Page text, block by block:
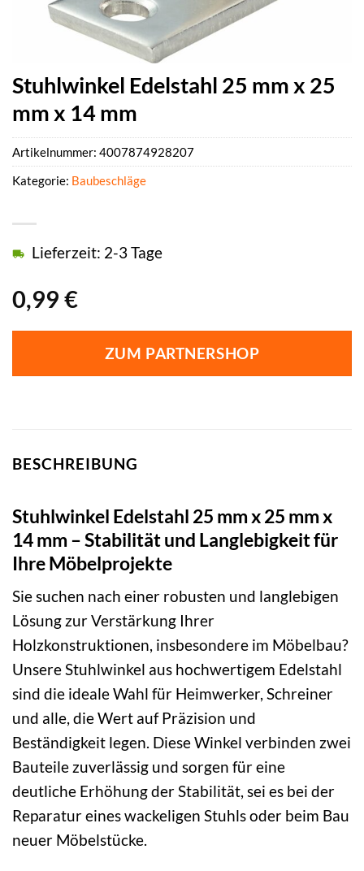
Stuhlwinkel Edelstahl 25 mm x 25
mm x 14 mm
0,99 €
Lieferzeit: 2-3 Tage
ZUM PARTNERSHOP
Artikelnummer: 4007874928207
Kategorie: Baubeschläge
BESCHREIBUNG
Stuhlwinkel Edelstahl 25 mm x 25 mm x
14 mm – Stabilität und Langlebigkeit für
Ihre Möbelprojekte
Sie suchen nach einer robusten und langlebigen
Lösung zur Verstärkung Ihrer
Holzkonstruktionen, insbesondere im Möbelbau?
Unsere Stuhlwinkel aus hochwertigem Edelstahl
sind die ideale Wahl für Heimwerker, Schreiner
und alle, die Wert auf Präzision und
Beständigkeit legen. Diese Winkel verbinden zwei
Bauteile zuverlässig und sorgen für eine
deutliche Erhöhung der Stabilität, sei es bei der
Reparatur eines wackeligen Stuhls oder beim Bau
neuer Möbelstücke.